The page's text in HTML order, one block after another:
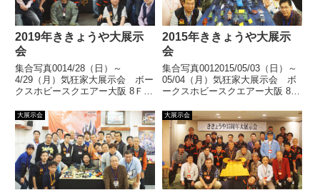
2019年ききょうや大展示
会
集合写真0014/28（日）～
4/29（月）気狂家大展示会 ボー
クスホビースクエアー大阪 8Ｆホ
クエアー大阪での大展示会、おか
げさまで無事終了いたしました。
多数ご来場いただきましてありが
とうございました。展示風...
【続きを読む】
2015年ききょうや大展示
会
集合写真0012015/05/03（日）～
05/04（月）気狂家大展示会 ボ
ークスホビースクエアー大阪 8Ｆ
スクエアー大阪での大展示会、お
かげさまで無事終了いたしまし
た。多数ご来場いただきましてあ
りがとうござい... 【続きを読
む】
大展示会 大展示会